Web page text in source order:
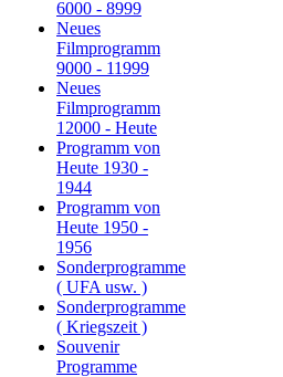
6000 - 8999
Neues
Filmprogramm
9000 - 11999
Neues
Filmprogramm
12000 - Heute
Programm von
Heute 1930 -
1944
Programm von
Heute 1950 -
1956
Sonderprogramme
( UFA usw. )
Sonderprogramme
( Kriegszeit )
Souvenir
Programme